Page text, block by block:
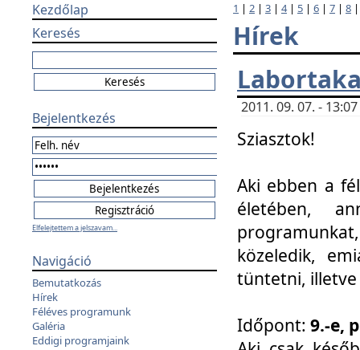
Kezdőlap
Keresés
Bejelentkezés
Elfelejtettem a jelszavam...
Navigáció
Bemutatkozás
Hírek
Féléves programunk
Galéria
Eddigi programjaink
1 | 2 | 3 | 4| 5 | 6 | 7 | 8
Hírek
2011. 09. 07. -
Sziasztok!
Aki ebben a
életében,
közeledik,
tüntetni, illetve
Időpont: 9.-e,